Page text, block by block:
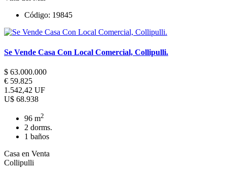
Código: 19845
Se Vende Casa Con Local Comercial, Collipulli.
$ 63.000.000
€ 59.825
1.542,42 UF
U$ 68.938
96 m2
2 dorms.
1 baños
Casa en Venta
Collipulli